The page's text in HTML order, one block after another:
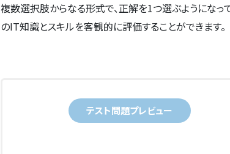
複数選択肢からなる形式で、正解を1つ選ぶようになっ
のIT知識とスキルを客観的に評価することができます。
テスト問題プレビュー